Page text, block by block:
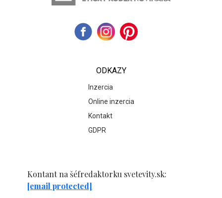
ODKAZY
Inzercia
Online inzercia
Kontakt
GDPR
Kontant na šéfredaktorku svetevity.sk:
[email protected]